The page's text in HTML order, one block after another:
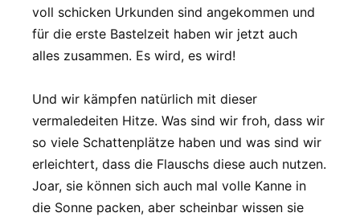
voll schicken Urkunden sind angekommen und
für die erste Bastelzeit haben wir jetzt auch
alles zusammen. Es wird, es wird!
Und wir kämpfen natürlich mit dieser
vermaledeiten Hitze. Was sind wir froh, dass wir
so viele Schattenplätze haben und was sind wir
erleichtert, dass die Flauschs diese auch nutzen.
Joar, sie können sich auch mal volle Kanne in
die Sonne packen, aber scheinbar wissen sie